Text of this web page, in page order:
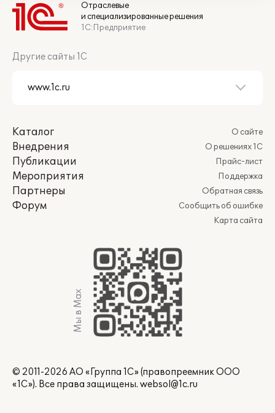
Отраслевые
и специализированные решения
1С:Предприятие
Другие сайты 1С
Каталог
Внедрения
Публикации
Мероприятия
Партнеры
Форум
О сайте
О решениях 1С
Прайс-лист
Поддержка
Обратная связь
Сообщить об ошибке
Карта сайта
Мы в Max
© 2011-2026 АО «Группа 1С» (правопреемник ООО
«1С»). Все права защищены. websol@1c.ru